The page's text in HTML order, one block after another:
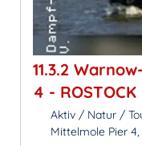
11.3.2
4 - ROSTOCK
Aktiv / Natur /
Mittelmole Pier 4,